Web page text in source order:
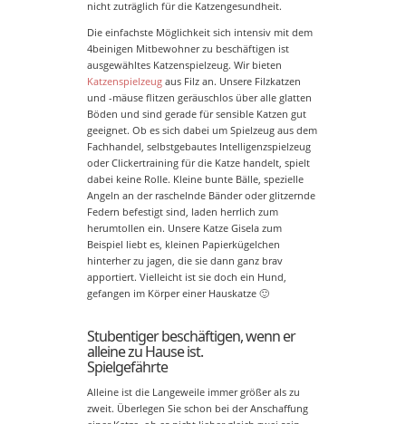
nicht zuträglich für die Katzengesundheit.
Die einfachste Möglichkeit sich intensiv mit dem
4beinigen Mitbewohner zu beschäftigen ist
ausgewähltes Katzenspielzeug. Wir bieten
Katzenspielzeug aus Filz an. Unsere Filzkatzen
und -mäuse flitzen geräuschlos über alle glatten
Böden und sind gerade für sensible Katzen gut
geeignet. Ob es sich dabei um Spielzeug aus dem
Fachhandel, selbstgebautes Intelligenzspielzeug
oder Clickertraining für die Katze handelt, spielt
dabei keine Rolle. Kleine bunte Bälle, spezielle
Angeln an der raschelnde Bänder oder glitzernde
Federn befestigt sind, laden herrlich zum
herumtollen ein. Unsere Katze Gisela zum
Beispiel liebt es, kleinen Papierkügelchen
hinterher zu jagen, die sie dann ganz brav
apportiert. Vielleicht ist sie doch ein Hund,
gefangen im Körper einer Hauskatze 🙂
Stubentiger beschäftigen, wenn er
alleine zu Hause ist.
Spielgefährte
Alleine ist die Langeweile immer größer als zu
zweit. Überlegen Sie schon bei der Anschaffung